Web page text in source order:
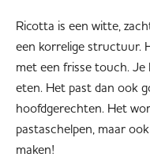
Ricotta is een witte,
een korrelige structuur.
met een frisse touch. Je
eten. Het past dan ook
hoofdgerechten. Het
pastaschelpen, maar
maken!